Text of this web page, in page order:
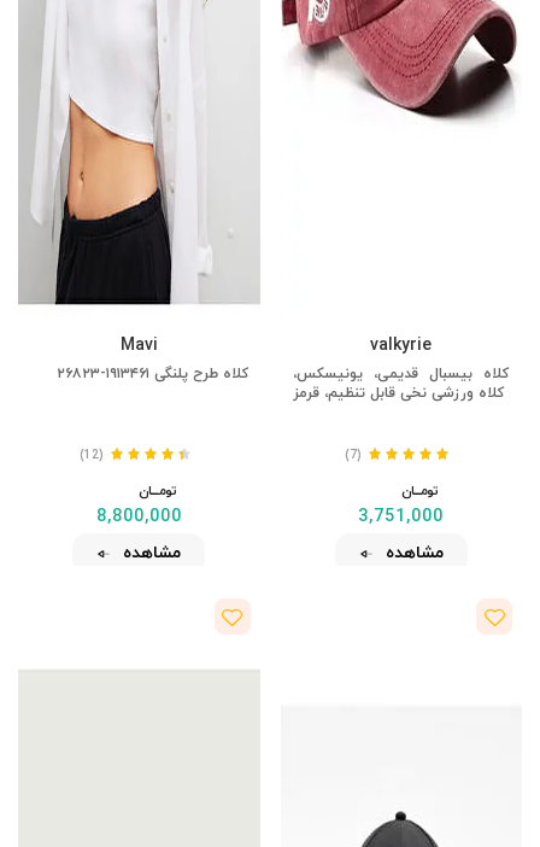
valkyrie
کلاه بیسبال قدیمی، یونیسکس،
کلاه ورزشی نخی قابل تنظیم، قرمز
(7)
تومــــــان
3,751,000
مشاهده
Mavi
کلاه طرح پلنگی ۱۹۱۳۴۶۱-۲۶۸۲۳
(12)
تومــــــان
8,800,000
مشاهده